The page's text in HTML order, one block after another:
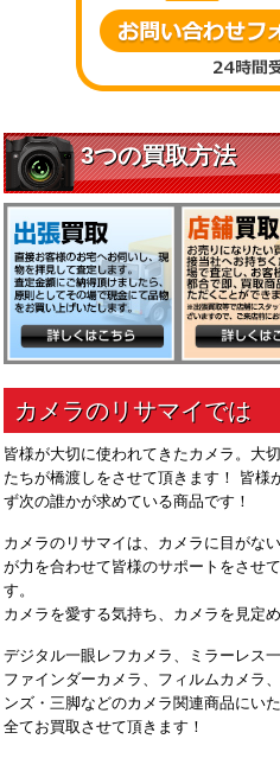
皆様が大切に使われてきたカメラ。大
たちが橋渡しをさせて頂きます！ 皆様
ず次の誰かが求めている商品です！
カメラのリサマイは、カメラに目がな
が力を合わせて皆様のサポートをさせ
す。
カメラを愛する気持ち、カメラを見定
デジタル一眼レフカメラ、ミラーレス
ファインダーカメラ、フィルムカメラ
ンズ・三脚などのカメラ関連商品にい
全てお買取させて頂きます！